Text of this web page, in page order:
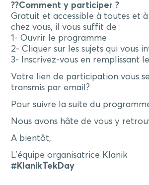
??Comment y participer ?
Gratuit et accessible à toutes et
chez vous, il vous suffit de :
1- Ouvrir le programme
2- Cliquer sur les sujets qui vous
3- Inscrivez-vous en remplissant
Votre lien de participation vous
transmis par email?
Pour suivre la suite du
Nous avons hâte de vous y
A bientôt,
L’équipe organisatrice Klanik
#KlanikTekDay